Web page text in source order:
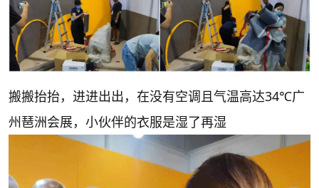
搬搬抬抬，进进出出，在没有空调且气温高达34℃广
州琶洲会展，小伙伴的衣服是湿了再湿